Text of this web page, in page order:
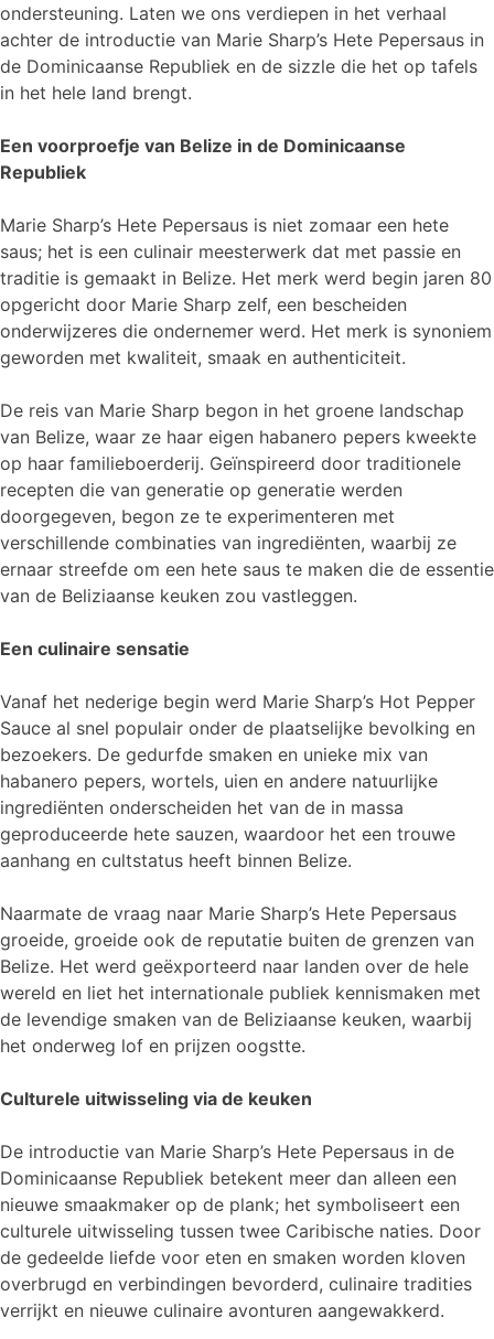
ondersteuning. Laten we ons verdiepen in het verhaal
achter de introductie van Marie Sharp’s Hete Pepersaus in
de Dominicaanse Republiek en de sizzle die het op tafels
in het hele land brengt.
Een voorproefje van Belize in de Dominicaanse
Republiek
Marie Sharp’s Hete Pepersaus is niet zomaar een hete
saus; het is een culinair meesterwerk dat met passie en
traditie is gemaakt in Belize. Het merk werd begin jaren 80
opgericht door Marie Sharp zelf, een bescheiden
onderwijzeres die ondernemer werd. Het merk is synoniem
geworden met kwaliteit, smaak en authenticiteit.
De reis van Marie Sharp begon in het groene landschap
van Belize, waar ze haar eigen habanero pepers kweekte
op haar familieboerderij. Geïnspireerd door traditionele
recepten die van generatie op generatie werden
doorgegeven, begon ze te experimenteren met
verschillende combinaties van ingrediënten, waarbij ze
ernaar streefde om een hete saus te maken die de essentie
van de Beliziaanse keuken zou vastleggen.
Een culinaire sensatie
Vanaf het nederige begin werd Marie Sharp’s Hot Pepper
Sauce al snel populair onder de plaatselijke bevolking en
bezoekers. De gedurfde smaken en unieke mix van
habanero pepers, wortels, uien en andere natuurlijke
ingrediënten onderscheiden het van de in massa
geproduceerde hete sauzen, waardoor het een trouwe
aanhang en cultstatus heeft binnen Belize.
Naarmate de vraag naar Marie Sharp’s Hete Pepersaus
groeide, groeide ook de reputatie buiten de grenzen van
Belize. Het werd geëxporteerd naar landen over de hele
wereld en liet het internationale publiek kennismaken met
de levendige smaken van de Beliziaanse keuken, waarbij
het onderweg lof en prijzen oogstte.
Culturele uitwisseling via de keuken
De introductie van Marie Sharp’s Hete Pepersaus in de
Dominicaanse Republiek betekent meer dan alleen een
nieuwe smaakmaker op de plank; het symboliseert een
culturele uitwisseling tussen twee Caribische naties. Door
de gedeelde liefde voor eten en smaken worden kloven
overbrugd en verbindingen bevorderd, culinaire tradities
verrijkt en nieuwe culinaire avonturen aangewakkerd.